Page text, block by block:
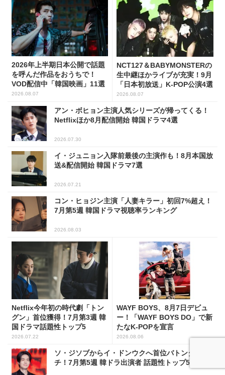
2026年上半期日本公開で話題
を呼んだ作品をおうちで！
VOD配信中「韓国映画」11選
2026.08.07
NCT127＆BABYMONSTERの
生中継ほかライブが充実！9月
「日本初放送」K-POP公演4選
2026.08.07
アン・ボヒョン主演人気シリーズが帰ってくる！
Netflixほか8月配信開始 韓国ドラマ4選
2026.07.30
イ・ジュニョン入隊前最後の主演作も！8月本国放
送&配信開始 韓国ドラマ7選
2026.07.21
コン・ヒョジン主演「人妻キラー」初回7%超え！
7月第5週 韓国ドラマ視聴率ランキング
2026.08.03
Netflix今年初の時代劇「トン
グン」首位獲得！7月第3週 韓
国ドラマ話題性トップ5
2026.07.22
WAYF BOYS、8月7日デビュ
ー！「WAYF BOYS DO」で新
たなK-POPを宣言
2026.08.06
ソ・ジソブからイ・ドンウクへ首位バトンタッ
チ！7月第5週 韓ドラ出演者 話題性トップ5